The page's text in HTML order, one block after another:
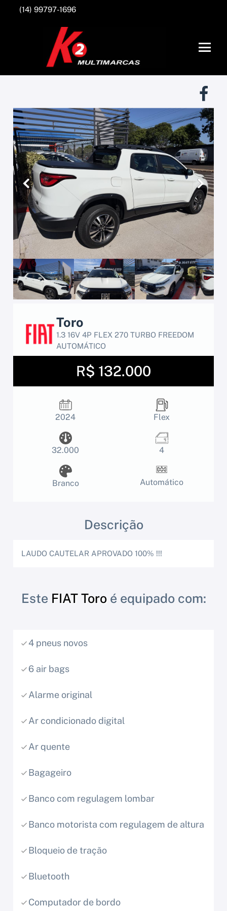
(14) 99797-1696
Toro
1.3 16V 4P FLEX 270 TURBO FREEDOM
AUTOMÁTICO
R$ 132.000
2024 Flex
32.000 4
Branco Automático
Anterior Próximo
Descrição
LAUDO CAUTELAR APROVADO 100% !!!
Este FIAT Toroé equipado com:
4 pneus novos
6 air bags
Alarme original
Ar condicionado digital
Ar quente
Bagageiro
Banco com regulagem lombar
Banco motorista com regulagem de altura
Bloqueio de tração
Bluetooth
Computador de bordo